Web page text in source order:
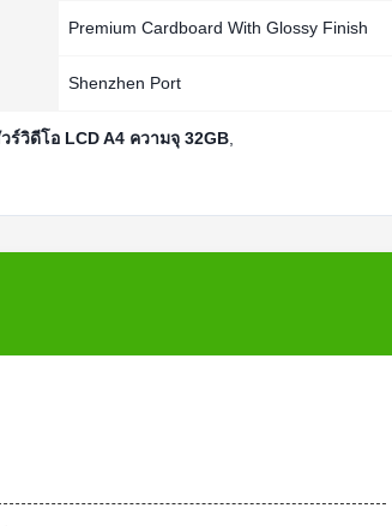
Premium Cardboard With Glossy Finish
Shenzhen Port
ร์วิดีโอ LCD A4 ความจุ 32GB